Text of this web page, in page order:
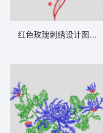
红色玫瑰刺绣设计图 花型